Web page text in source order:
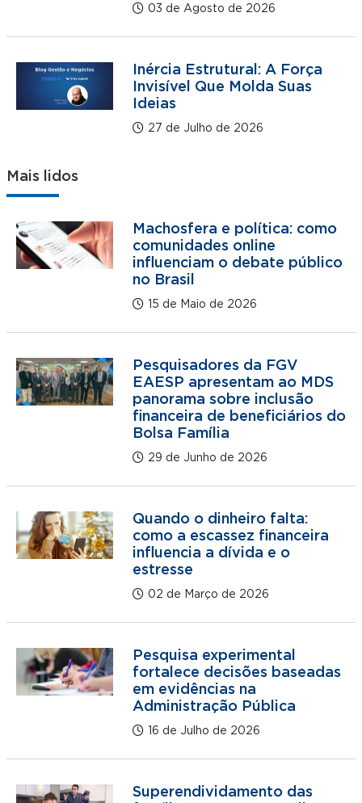
03 de Agosto de 2026
Inércia Estrutural: A Força
Invisível Que Molda Suas
Ideias
27 de Julho de 2026
Mais lidos
Machosfera e política: como
comunidades online
influenciam o debate público
no Brasil
15 de Maio de 2026
Pesquisadores da FGV
EAESP apresentam ao MDS
panorama sobre inclusão
financeira de beneficiários do
Bolsa Família
29 de Junho de 2026
Quando o dinheiro falta:
como a escassez financeira
influencia a dívida e o
estresse
02 de Março de 2026
Pesquisa experimental
fortalece decisões baseadas
em evidências na
Administração Pública
16 de Julho de 2026
Superendividamento das